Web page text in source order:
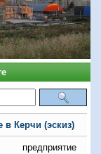
в Керчи (эскиз)